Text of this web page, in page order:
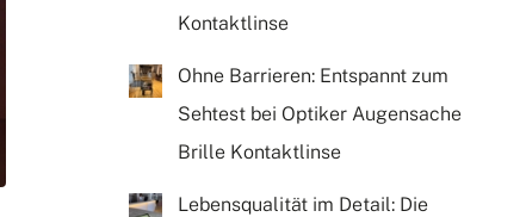
Kontaktlinse
Ohne Barrieren: Entspannt zum
Sehtest bei Optiker Augensache
Brille Kontaktlinse
Lebensqualität im Detail: Die